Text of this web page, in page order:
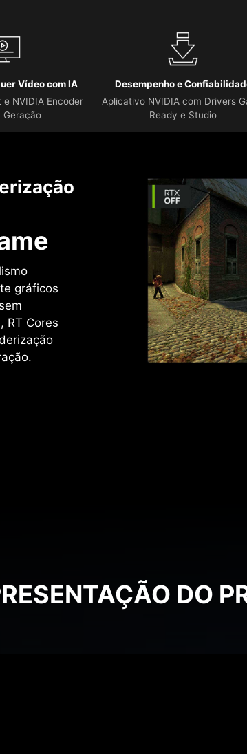
Vídeo com IA
e NVIDIA Encoder
Geração
Desempenho e
Aplicativo NVIDIA com Drivers
Ready e Studio
gráficos
RT Cores
DO